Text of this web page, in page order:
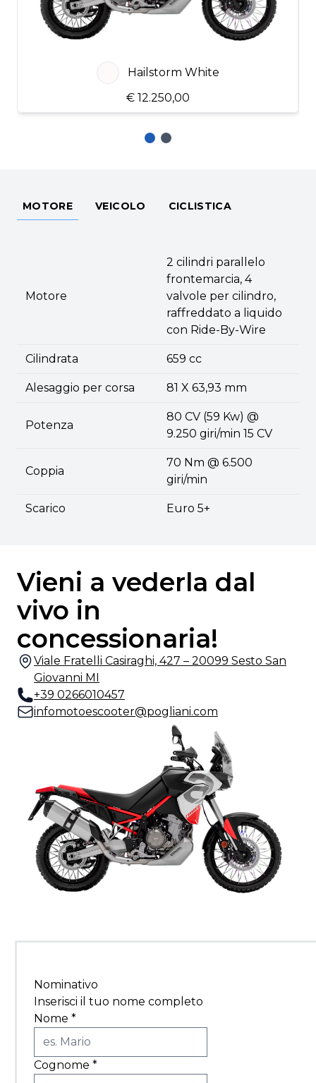
Hailstorm White
€ 12.250,00
MOTORE VEICOLO CICLISTICA
Motore
2 cilindri parallelo
frontemarcia, 4
valvole per cilindro,
raffreddato a liquido
con Ride-By-Wire
Cilindrata 659 cc
Alesaggio per corsa 81 X 63,93 mm
Potenza
80 CV (59 Kw) @
9.250 giri/min 15 CV
Coppia
70 Nm @ 6.500
giri/min
Scarico Euro 5+
Vieni a vederla dal
vivo in
concessionaria!
Viale Fratelli Casiraghi, 427 – 20099 Sesto San
Giovanni MI
+39 0266010457
infomotoescooter@pogliani.com
Nominativo
Inserisci il tuo nome completo
Nome *
Cognome *